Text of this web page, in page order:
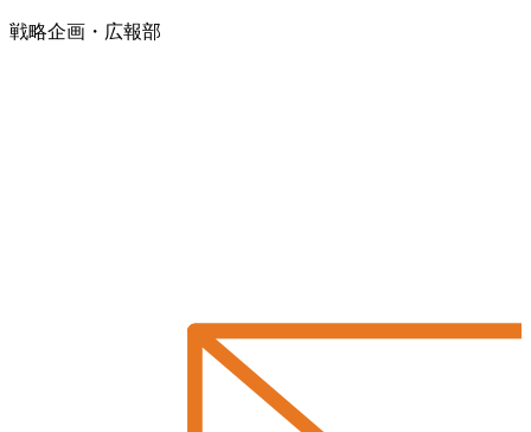
戦略企画・広報部